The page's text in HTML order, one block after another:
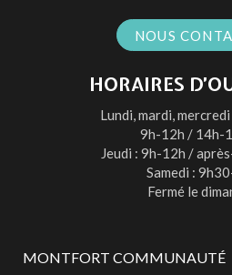
NOUS
HORAIRES
Lundi, mardi,
9h-12h / 14h-
Jeudi : 9h-12h /
Samedi :
Fermé le
MONTFORT COMMUNAUTÉ